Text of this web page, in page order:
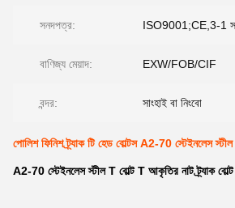
সনদপত্র: ISO9001;CE,3-1
বাণিজ্য মেয়াদ: EXW/FOB/CIF
বন্দর: সাংহাই বা নিংবো
পোলিশ ফিনিশ ট্র্যাক টি হেড বোল্টস A2-70 স্টেইনলেস স্টীল
A2-70 স্টেইনলেস স্টীল T বোল্ট T আকৃতির নাট ট্র্যাক বোল্ট